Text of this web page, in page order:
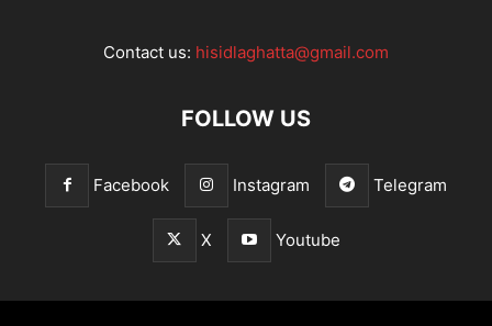
Contact us: hisidlaghatta@gmail.com
FOLLOW US
Facebook Instagram Telegram
X Youtube